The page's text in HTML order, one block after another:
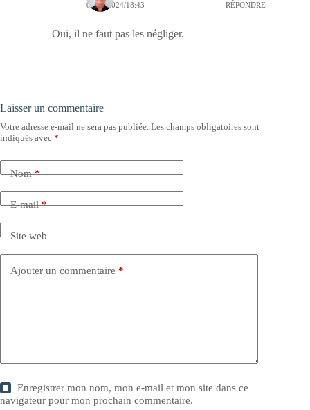
06/09/2024/18:43 RÉPONDRE
Oui, il ne faut pas les négliger.
Laisser un commentaire
Votre adresse e-mail ne sera pas publiée. Les champs obligatoires sont
indiqués avec *
Nom*
E-mail*
Site web
Ajouter un commentaire *
Enregistrer mon nom, mon e-mail et mon site dans ce
navigateur pour mon prochain commentaire.